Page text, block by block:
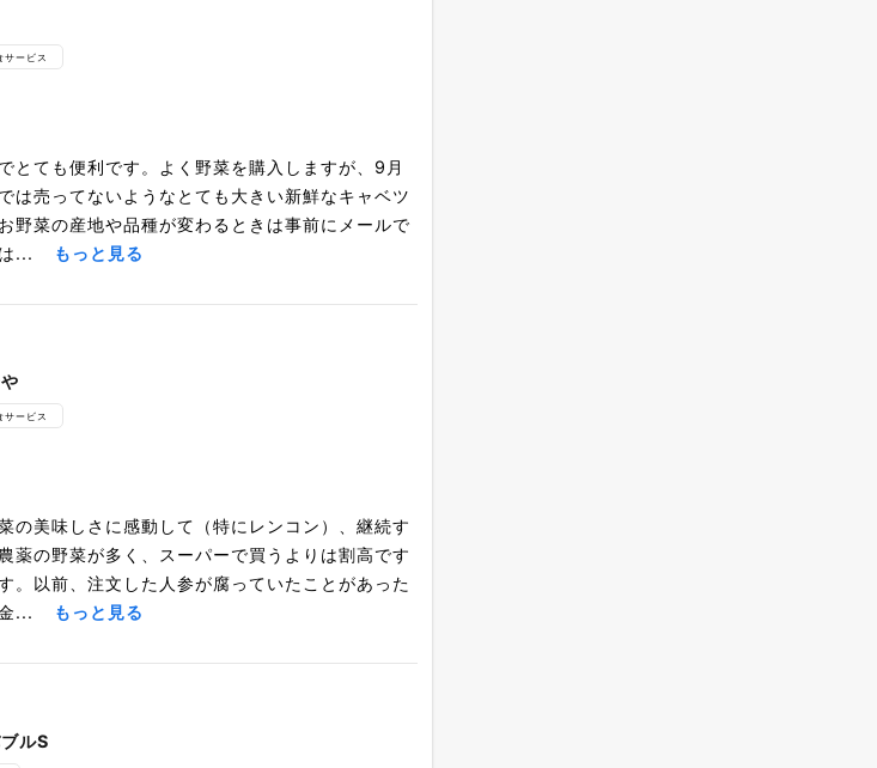
サービス
とても便利です。よく野菜を購入しますが、9月
は売ってないようなとても大きい新鮮なキャベツ
野菜の産地や品種が変わるときは事前にメールで
...
もっと見る
サービス
の美味しさに感動して（特にレンコン）、継続す
薬の野菜が多く、スーパーで買うよりは割高です
。以前、注文した人参が腐っていたことがあった
...
もっと見る
ルS